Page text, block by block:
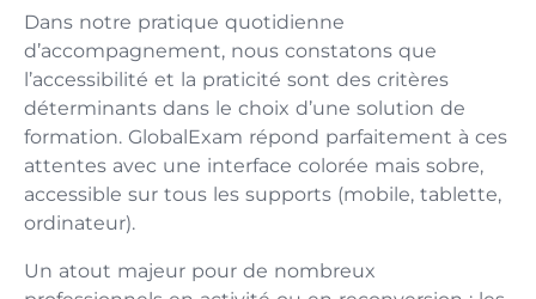
Dans notre pratique quotidienne
d’accompagnement, nous constatons que
l’accessibilité et la praticité sont des critères
déterminants dans le choix d’une solution de
formation. GlobalExam répond parfaitement à ces
attentes avec une interface colorée mais sobre,
accessible sur tous les supports (mobile, tablette,
ordinateur).
Un atout majeur pour de nombreux